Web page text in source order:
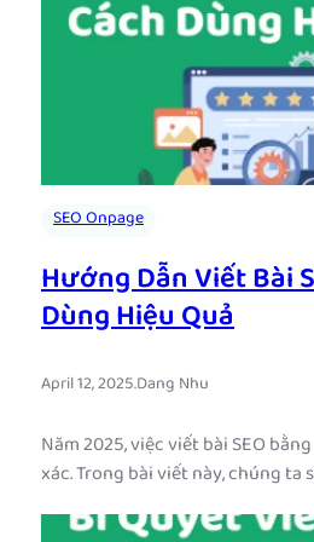
SEO Onpage
Hướng Dẫn Viết Bài
Dùng Hiệu Quả
April 12, 2025.Dang Nhu
Năm 2025, việc viết bài SEO
xác. Trong bài viết này, chúng